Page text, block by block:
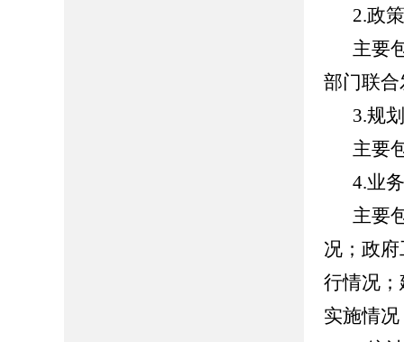
2.政
主要
部门联
3.规
主要
4.业
主要
况；政
行情况
实施情